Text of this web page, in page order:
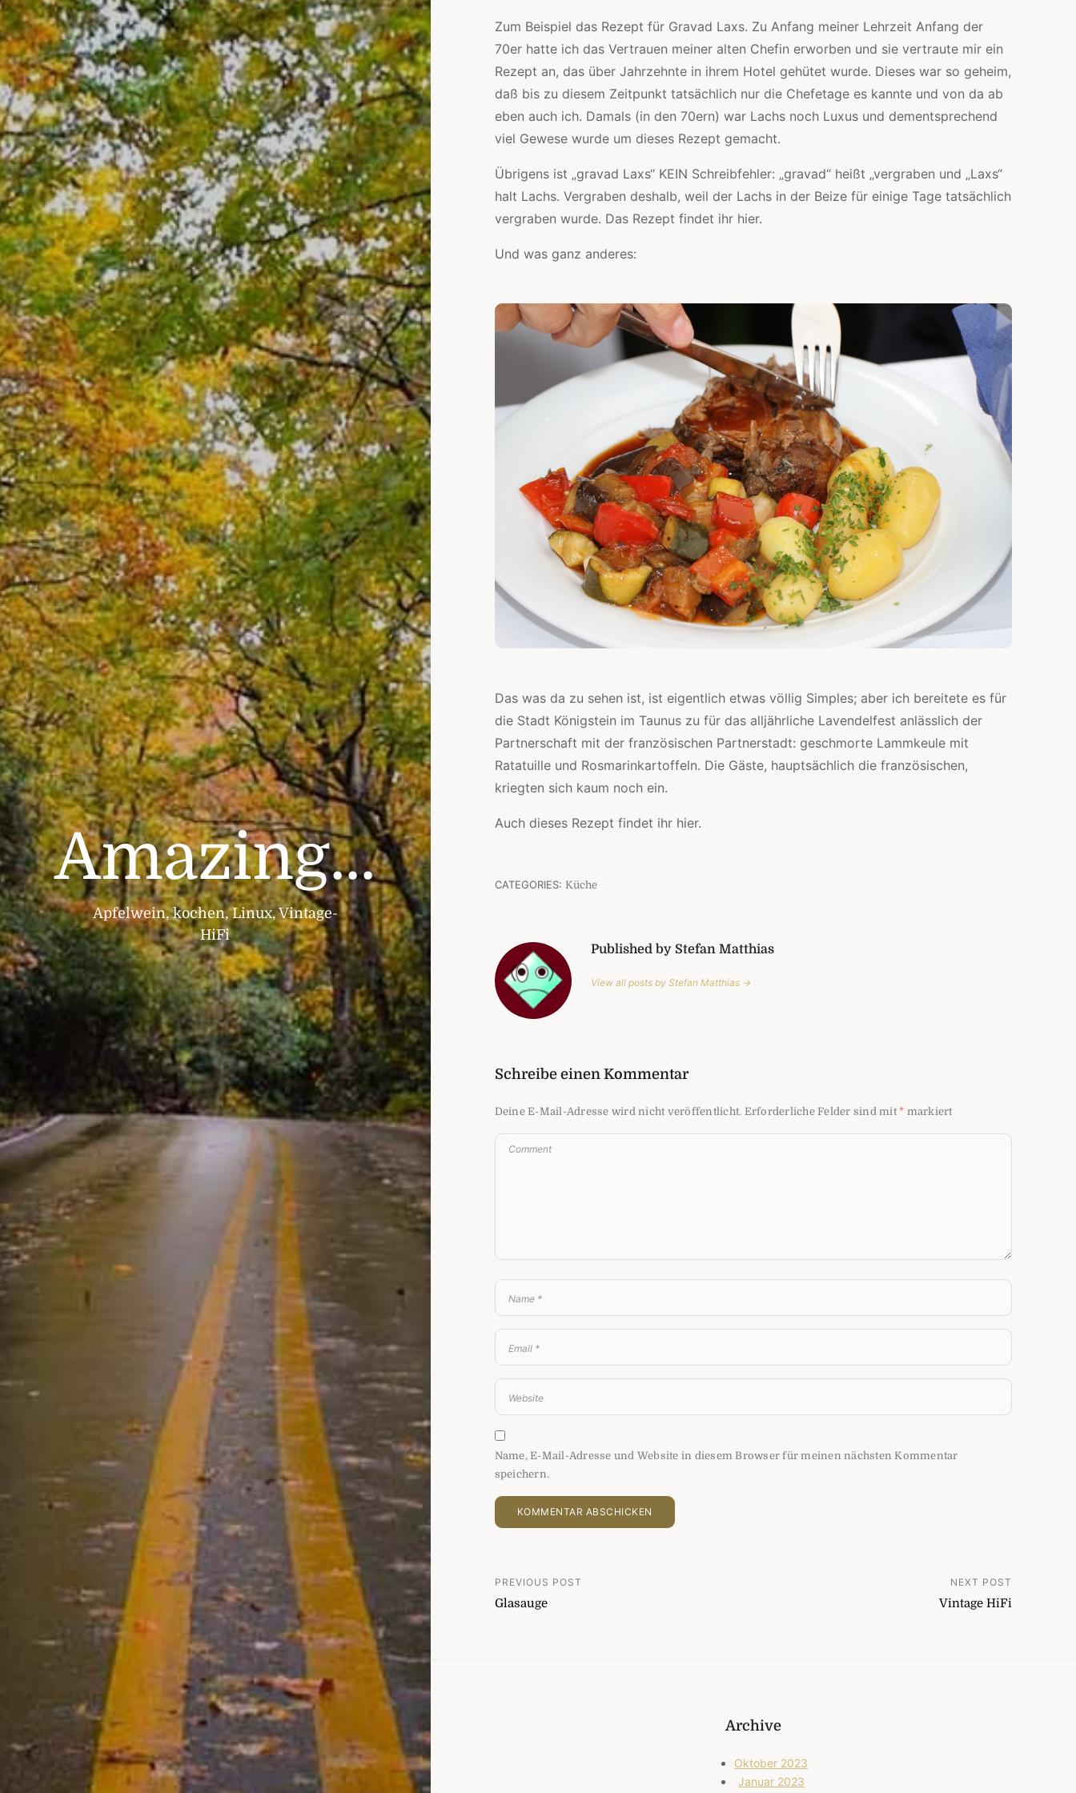
Amazing...
Apfelwein, kochen, Linux, Vintage-
HiFi
Zum Beispiel das Rezept für Gravad Laxs. Zu Anfang meiner Lehrzeit Anfang der
70er hatte ich das Vertrauen meiner alten Chefin erworben und sie vertraute mir ein
Rezept an, das über Jahrzehnte in ihrem Hotel gehütet wurde. Dieses war so geheim,
daß bis zu diesem Zeitpunkt tatsächlich nur die Chefetage es kannte und von da ab
eben auch ich. Damals (in den 70ern) war Lachs noch Luxus und dementsprechend
viel Gewese wurde um dieses Rezept gemacht.
Übrigens ist „gravad Laxs“ KEIN Schreibfehler: „gravad“ heißt „vergraben und „Laxs“
halt Lachs. Vergraben deshalb, weil der Lachs in der Beize für einige Tage tatsächlich
vergraben wurde. Das Rezept findet ihr hier.
Und was ganz anderes:
Das was da zu sehen ist, ist eigentlich etwas völlig Simples; aber ich bereitete es für
die Stadt Königstein im Taunus zu für das alljährliche Lavendelfest anlässlich der
Partnerschaft mit der französischen Partnerstadt: geschmorte Lammkeule mit
Ratatuille und Rosmarinkartoffeln. Die Gäste, hauptsächlich die französischen,
kriegten sich kaum noch ein.
Auch dieses Rezept findet ihr hier.
CATEGORIES: Küche
Published by Stefan Matthias
View all posts by Stefan Matthias →
Schreibe einen Kommentar
Deine E-Mail-Adresse wird nicht veröffentlicht. Erforderliche Felder sind mit* markiert
Name, E-Mail-Adresse und Website in diesem Browser für meinen nächsten Kommentar
speichern.
Beitragsnavigation
PREVIOUS POST
Glasauge
NEXT POST
Vintage HiFi
Archive
Oktober 2023
Januar 2023